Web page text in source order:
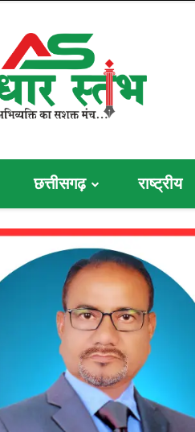
छत्तीसगढ़ राष्ट्रीय